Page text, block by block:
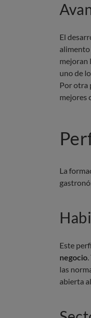
El
alimento
mejoran
uno de
Por otra
mejores
La
Este
negocio
las
abierta